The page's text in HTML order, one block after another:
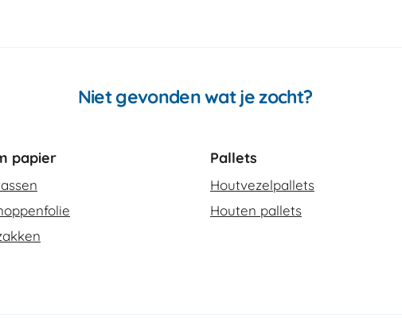
Niet gevonden wat je zocht?
papier Pallets
Houtvezelpallets
Houten pallets